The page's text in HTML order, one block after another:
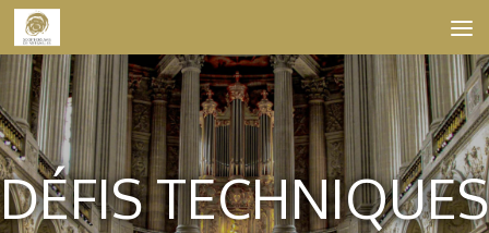
Skip to content
DÉFIS TECHNIQUES